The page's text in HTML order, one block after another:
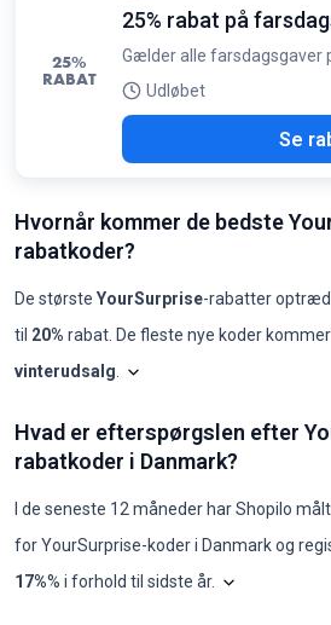
25%
RABAT
25% rabat på
Gælder alle farsdagsgaver
Udløbet
Se
Hvornår kommer de bedste
rabatkoder?
De største YourSurprise-rabatter
til 20% rabat. De fleste nye koder
vinterudsalg
Måned Nye koderMaks. rabatMin. rabat
2025-080 -
2025-100 - - 0
2025-120 - - 0
2026-011 20%
2026-02 0 -
Hvad er efterspørgslen efter
rabatkoder i Danmark?
I de seneste 12 måneder har Shopilo
forYourSurprise-koder i Danmarkog
17%% i forhold til sidste år.